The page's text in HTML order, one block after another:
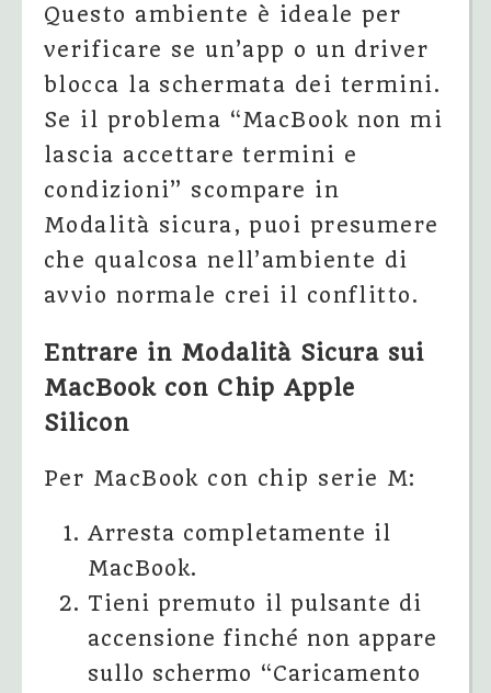
Questo ambiente è ideale per
verificare se un’app o un driver
blocca la schermata dei termini.
Se il problema “MacBook non mi
lascia accettare termini e
condizioni” scompare in
Modalità sicura, puoi presumere
che qualcosa nell’ambiente di
avvio normale crei il conflitto.
Entrare in Modalità Sicura sui
MacBook con Chip Apple
Silicon
Per MacBook con chip serie M:
Arresta completamente il
MacBook.
Tieni premuto il pulsante di
accensione finché non appare
sullo schermo “Caricamento